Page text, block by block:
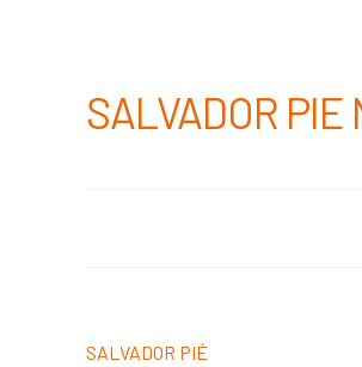
SALVADOR PIE
Navegació
Entrada
SALVADOR PIÉ